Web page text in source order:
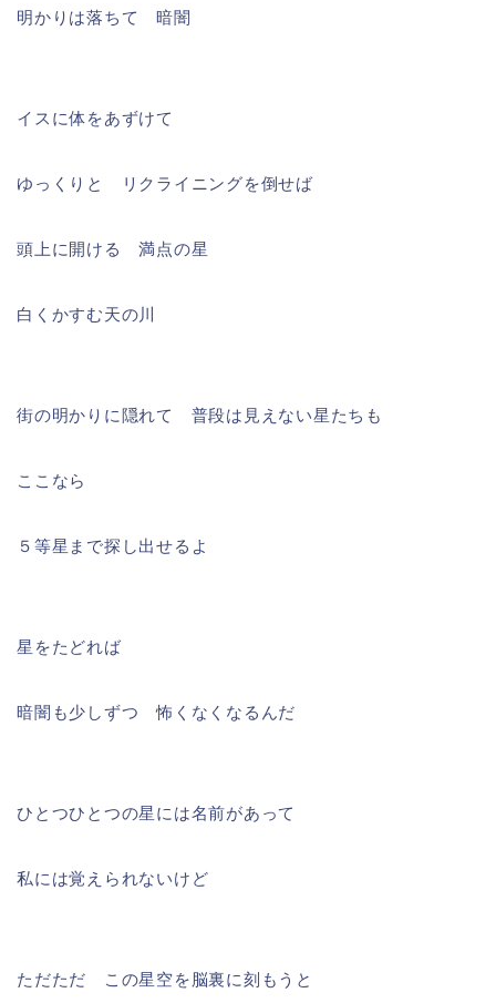
明かりは落ちて 暗闇
イスに体をあずけて
ゆっくりと リクライニングを倒せば
頭上に開ける 満点の星
白くかすむ天の川
街の明かりに隠れて 普段は見えない星たちも
ここなら
５等星まで探し出せるよ
星をたどれば
暗闇も少しずつ 怖くなくなるんだ
ひとつひとつの星には名前があって
私には覚えられないけど
ただただ この星空を脳裏に刻もうと